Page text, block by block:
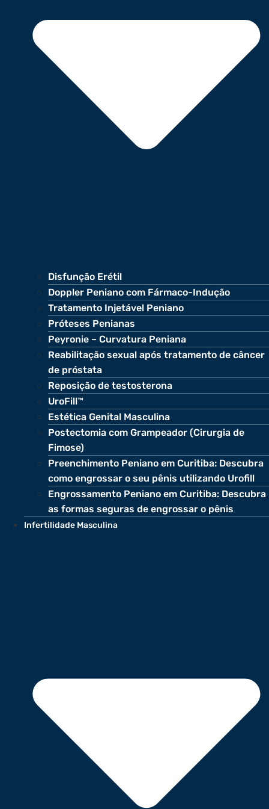
Disfunção Erétil
Doppler Peniano com Fármaco-Indução
Tratamento Injetável Peniano
Próteses Penianas
Peyronie – Curvatura Peniana
Reabilitação sexual após tratamento de câncer
de próstata
Reposição de testosterona
UroFill™
Estética Genital Masculina
Postectomia com Grampeador (Cirurgia de
Fimose)
Preenchimento Peniano em Curitiba: Descubra
como engrossar o seu pênis utilizando Urofill
Engrossamento Peniano em Curitiba: Descubra
as formas seguras de engrossar o pênis
Infertilidade Masculina